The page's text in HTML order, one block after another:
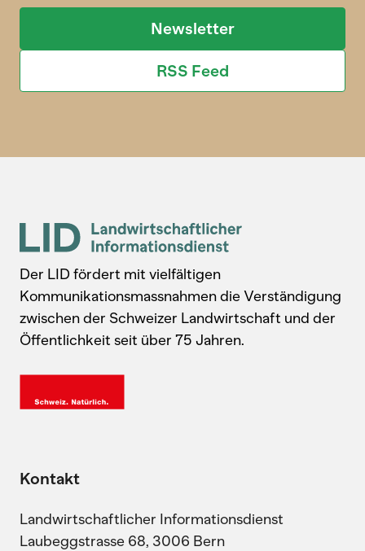
Newsletter
RSS Feed
Der LID fördert mit vielfältigen
Kommunikationsmassnahmen die Verständigung
zwischen der Schweizer Landwirtschaft und der
Öffentlichkeit seit über 75 Jahren.
Kontakt
Landwirtschaftlicher Informationsdienst
Laubeggstrasse 68, 3006 Bern